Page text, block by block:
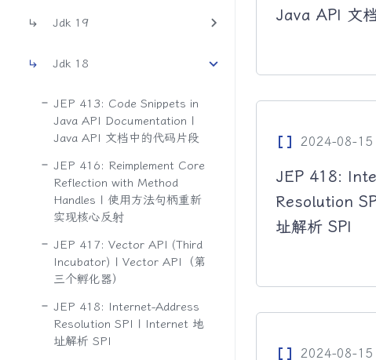
Jdk 19
Jdk 18
JEP 413: Code Snippets in
Java API Documentation |
Java API 文档中的代码片段
JEP 416: Reimplement Core
Reflection with Method
Handles | 使用方法句柄重新
实现核心反射
JEP 417: Vector API (Third
Incubator) | Vector API（第
三个孵化器）
JEP 418: Internet-Address
Resolution SPI | Internet 地
址解析 SPI
Java API 文
Data_Array 2024-08-15
JEP 418:
Resolution
址解析 SPI
Data_Array 2024-08-15